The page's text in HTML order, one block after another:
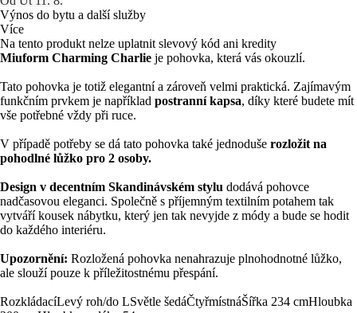
Výnos do bytu a další služby
Více
Na tento produkt nelze uplatnit slevový kód ani kredity
Miuform Charming Charlie je pohovka, která vás okouzlí.
Tato pohovka je totiž elegantní a zároveň velmi praktická. Zajímavým
funkčním prvkem je například postranní kapsa, díky které budete mít
vše potřebné vždy při ruce.
V případě potřeby se dá tato pohovka také jednoduše rozložit na
pohodlné lůžko pro 2 osoby.
Design v decentním Skandinávském stylu dodává pohovce
nadčasovou eleganci. Společně s příjemným textilním potahem tak
vytváří kousek nábytku, který jen tak nevyjde z módy a bude se hodit
do každého interiéru.
Upozornění: Rozložená pohovka nenahrazuje plnohodnotné lůžko,
ale slouží pouze k příležitostnému přespání.
RozkládacíLevý roh/do LSvětle šedáČtyřmístnáŠířka 234 cmHloubka